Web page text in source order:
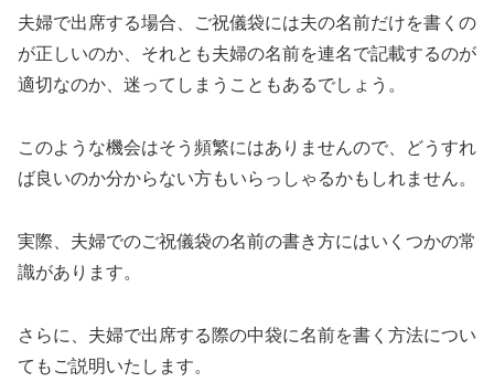
夫婦で出席する場合、ご祝儀袋には夫の名前だけを書くの
が正しいのか、それとも夫婦の名前を連名で記載するのが
適切なのか、迷ってしまうこともあるでしょう。
このような機会はそう頻繁にはありませんので、どうすれ
ば良いのか分からない方もいらっしゃるかもしれません。
実際、夫婦でのご祝儀袋の名前の書き方にはいくつかの常
識があります。
さらに、夫婦で出席する際の中袋に名前を書く方法につい
てもご説明いたします。